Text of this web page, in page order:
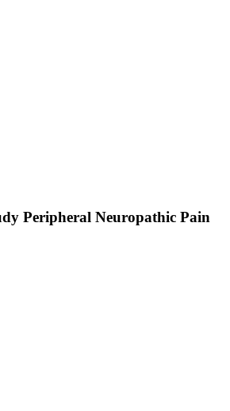
Peripheral Neuropathic Pain